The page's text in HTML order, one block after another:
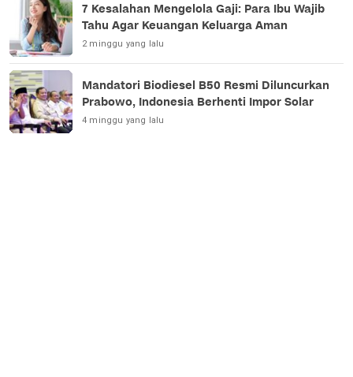
7 Kesalahan Mengelola Gaji: Para Ibu Wajib
Tahu Agar Keuangan Keluarga Aman
2 minggu yang lalu
Mandatori Biodiesel B50 Resmi Diluncurkan
Prabowo, Indonesia Berhenti Impor Solar
4 minggu yang lalu